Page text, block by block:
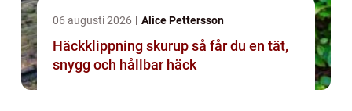
06 augusti 2026 Alice Pettersson
Häckklippning skurup så får du en tät,
snygg och hållbar häck